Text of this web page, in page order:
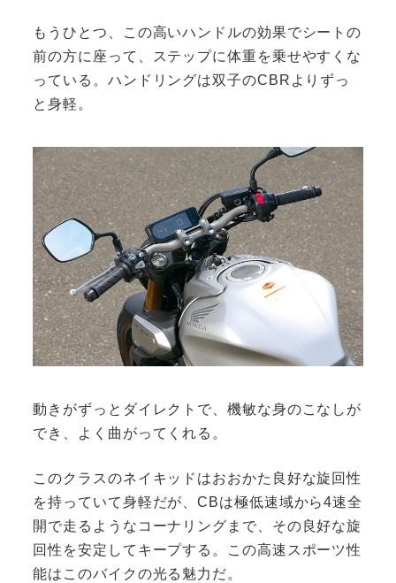
もうひとつ、この高いハンドルの効果でシートの
前の方に座って、ステップに体重を乗せやすくな
っている。ハンドリングは双子のCBRよりずっ
と身軽。
動きがずっとダイレクトで、機敏な身のこなしが
でき、よく曲がってくれる。
このクラスのネイキッドはおおかた良好な旋回性
を持っていて身軽だが、CBは極低速域から4速全
開で走るようなコーナリングまで、その良好な旋
回性を安定してキープする。この高速スポーツ性
能はこのバイクの光る魅力だ。